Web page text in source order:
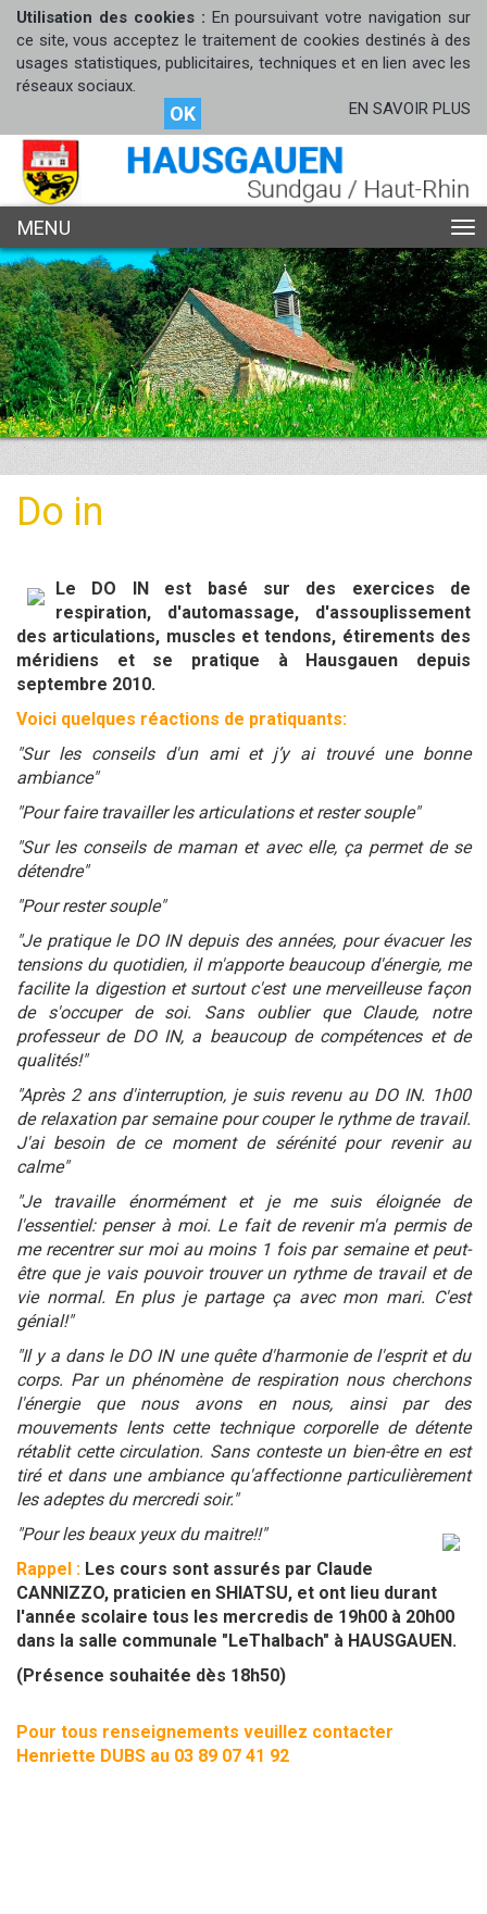
Utilisation des cookies : En poursuivant votre navigation sur
ce site, vous acceptez le traitement de cookies destinés à des
usages statistiques, publicitaires, techniques et en lien avec les
réseaux sociaux.
OK EN SAVOIR PLUS
MENU
Do in
Le DO IN est basé sur des exercices de
respiration, d'automassage, d'assouplissement
des articulations, muscles et tendons, étirements des
méridiens et se pratique à Hausgauen depuis
septembre 2010.
Voici quelques réactions de pratiquants:
"Sur les conseils d'un ami et j’y ai trouvé une bonne
ambiance"
"Pour faire travailler les articulations et rester souple"
"Sur les conseils de maman et avec elle, ça permet de se
détendre"
"Pour rester souple"
"Je pratique le DO IN depuis des années, pour évacuer les
tensions du quotidien, il m'apporte beaucoup d'énergie, me
facilite la digestion et surtout c'est une merveilleuse façon
de s'occuper de soi. Sans oublier que Claude, notre
professeur de DO IN, a beaucoup de compétences et de
qualités!"
"Après 2 ans d'interruption, je suis revenu au DO IN. 1h00
de relaxation par semaine pour couper le rythme de travail.
J'ai besoin de ce moment de sérénité pour revenir au
calme"
"Je travaille énormément et je me suis éloignée de
l'essentiel: penser à moi. Le fait de revenir m'a permis de
me recentrer sur moi au moins 1 fois par semaine et peut-
être que je vais pouvoir trouver un rythme de travail et de
vie normal. En plus je partage ça avec mon mari. C'est
génial!"
"Il y a dans le DO IN une quête d'harmonie de l'esprit et du
corps. Par un phénomène de respiration nous cherchons
l'énergie que nous avons en nous, ainsi par des
mouvements lents cette technique corporelle de détente
rétablit cette circulation. Sans conteste un bien-être en est
tiré et dans une ambiance qu'affectionne particulièrement
les adeptes du mercredi soir."
"Pour les beaux yeux du maitre!!"
Rappel : Les cours sont assurés par Claude
CANNIZZO, praticien en SHIATSU, et ont lieu durant
l'année scolaire tous les mercredis de 19h00 à 20h00
dans la salle communale "LeThalbach" à HAUSGAUEN.
(Présence souhaitée dès 18h50)
Pour tous renseignements veuillez contacter
Henriette DUBS au 03 89 07 41 92